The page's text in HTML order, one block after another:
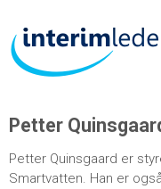
Petter
Petter Quinsgaard er
Smartvatten. Han er